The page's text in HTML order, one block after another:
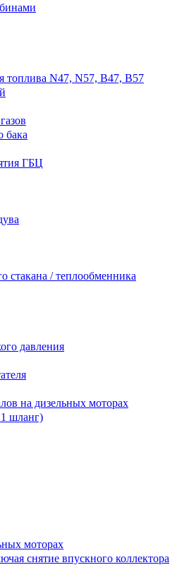
топлива N47, N57, B47, B57
бака
ГБЦ
стакана / теплообменника
давления
на дизельных моторах
шланг)
моторах
снятие впускного коллектора